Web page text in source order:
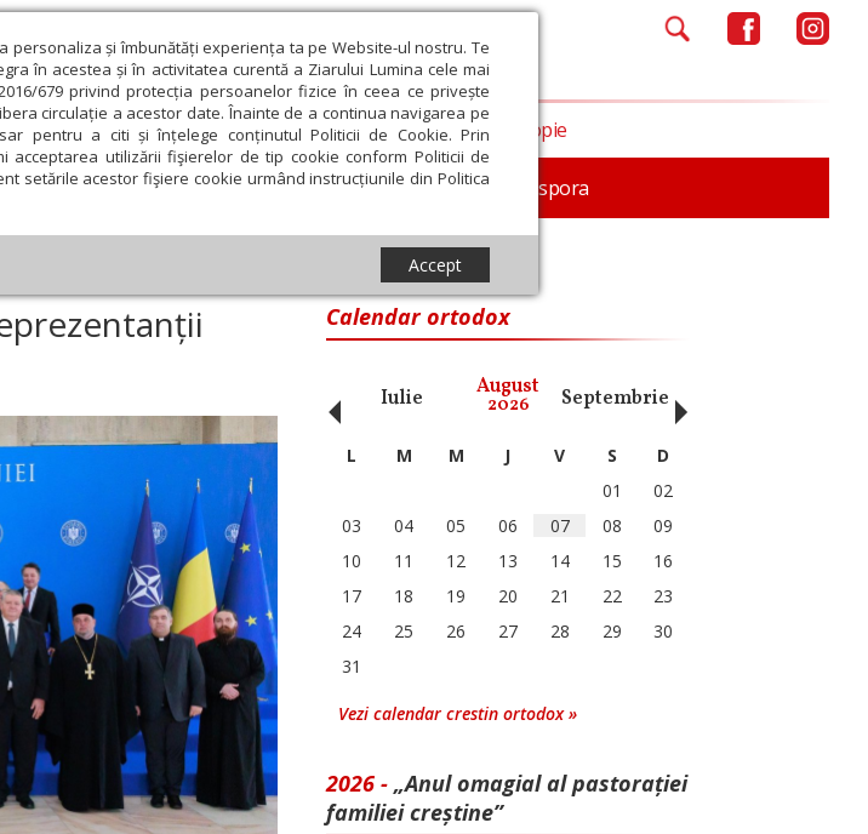
personaliza și îmbunătăți experiența ta pe Website-ul nostru. Te
în acestea și în activitatea curentă a Ziarului Lumina cele mai
679 privind protecția persoanelor fizice în ceea ce privește
circulație a acestor date. Înainte de a continua navigarea pe
pentru a citi și înțelege conținutul Politicii de Cookie. Prin
acceptarea utilizării fişierelor de tip cookie conform Politicii de
setările acestor fişiere cookie urmând instrucțiunile din Politica
Accept
de presă Documentar In memoriam Diaspora
Educaţie și Cultură Societate Opinii Filantropie
reprezentanții cultelor religioase
Calendar ortodox
Iulie August
2026 Septembrie Octombrie
‹ L M M J V S
D
01
02
03
04 05 06 07 08
09
10
11 12 13 14 15
16
17
18 19 20 21 22
23
24
25 26 27 28 29
30
31
Vezi calendar crestin ortodox »
2026 - „Anul omagial al pastorației
familiei creștine”